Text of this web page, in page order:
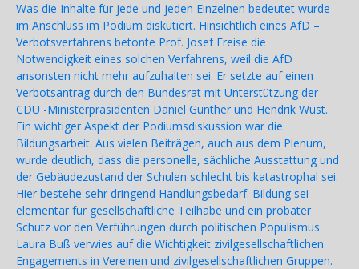
Was die Inhalte für jede und jeden Einzelnen bedeutet wurde
im Anschluss im Podium diskutiert. Hinsichtlich eines AfD –
Verbotsverfahrens betonte Prof. Josef Freise die
Notwendigkeit eines solchen Verfahrens, weil die AfD
ansonsten nicht mehr aufzuhalten sei. Er setzte auf einen
Verbotsantrag durch den Bundesrat mit Unterstützung der
CDU -Ministerpräsidenten Daniel Günther und Hendrik Wüst.
Ein wichtiger Aspekt der Podiumsdiskussion war die
Bildungsarbeit. Aus vielen Beiträgen, auch aus dem Plenum,
wurde deutlich, dass die personelle, sächliche Ausstattung und
der Gebäudezustand der Schulen schlecht bis katastrophal sei.
Hier bestehe sehr dringend Handlungsbedarf. Bildung sei
elementar für gesellschaftliche Teilhabe und ein probater
Schutz vor den Verführungen durch politischen Populismus.
Laura Buß verwies auf die Wichtigkeit zivilgesellschaftlichen
Engagements in Vereinen und zivilgesellschaftlichen Gruppen.